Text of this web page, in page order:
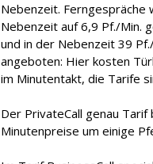
Nebenzeit. Ferngespräche
Nebenzeit auf 6,9 Pf./Min.
und in der Nebenzeit 39
angeboten: Hier kosten
im Minutentakt, die Tarife
Der PrivateCall genau
Minutenpreise um einige